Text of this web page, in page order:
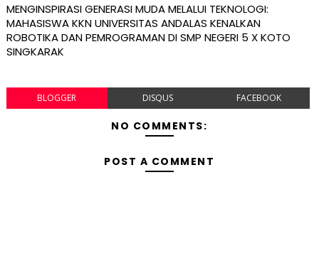
MENGINSPIRASI GENERASI MUDA MELALUI TEKNOLOGI:
MAHASISWA KKN UNIVERSITAS ANDALAS KENALKAN
ROBOTIKA DAN PEMROGRAMAN DI SMP NEGERI 5 X KOTO
SINGKARAK
BLOGGER DISQUS FACEBOOK
NO COMMENTS:
POST A COMMENT